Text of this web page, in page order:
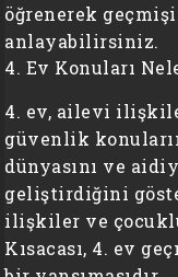
öğrenerek
anlayabilirsiniz.
4. Ev Konuları
4. ev, ailevi
güvenlik
dünyasını ve
geliştirdiğini
ilişkiler ve
Kısacası, 4. ev